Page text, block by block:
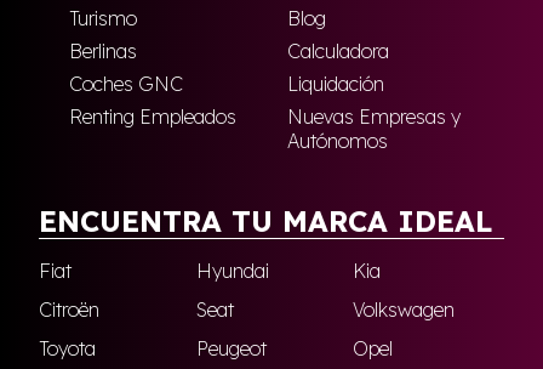
Turismo
Blog
Berlinas
Calculadora
Coches GNC
Liquidación
Renting Empleados
Nuevas Empresas y
Autónomos
ENCUENTRA TU MARCA IDEAL
Fiat Hyundai
Kia
Citroën
Seat
Volkswagen
Toyota
Peugeot Opel